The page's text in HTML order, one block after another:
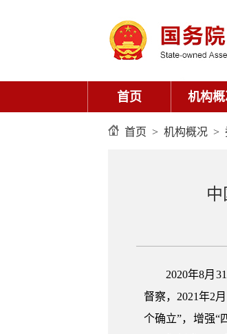
首页 机构
首页 > 机构概况 >
2020年8月
督察，2021年2
个确立”，增强“